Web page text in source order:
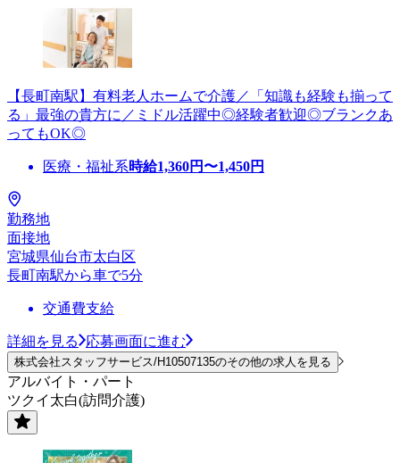
【長町南駅】有料老人ホームで介護／「知識も経験も揃って
る」最強の貴方に／ミドル活躍中◎経験者歓迎◎ブランクあ
ってもOK◎
医療・福祉系時給1,360円〜1,450円
勤務地
面接地
宮城県仙台市太白区
長町南駅から車で5分
交通費支給
詳細を見る 応募画面に進む
株式会社スタッフサービス/H10507135のその他の求人を見る
アルバイト・パート
ツクイ太白(訪問介護)